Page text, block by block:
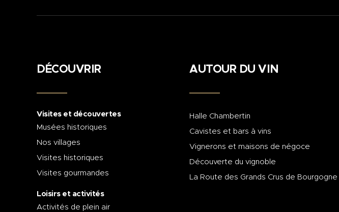
DÉCOUVRIR
Visites et découvertes
Musées historiques
Nos villages
Visites historiques
Visites gourmandes
Loisirs et activités
Activités de plein air
AUTOUR DU VIN
Halle Chambertin
Cavistes et bars à vins
Vignerons et maisons de négoce
Découverte du vignoble
La Route des Grands Crus de Bourgogne